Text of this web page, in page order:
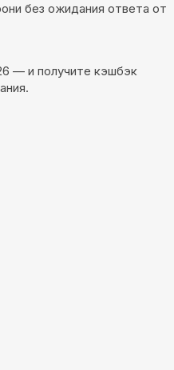
без ожидания ответа от
— и получите кэшбэк